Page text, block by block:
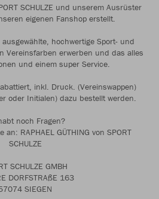
SCHULZE und unserem Ausrüster
eigenen Fanshop erstellt.
hochwertige Sport- und
Vereinsfarben erwerben und das alles
und einem super Service.
inkl. Druck. (Vereinswappen)
oder Initialen) dazu bestellt werden.
noch Fragen?
RAPHAEL GÜTHING von SPORT
SCHULZE
SCHULZE GMBH
DORFSTRAßE 163
SIEGEN